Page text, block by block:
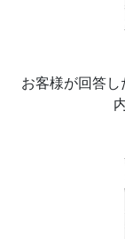
お客様が回答